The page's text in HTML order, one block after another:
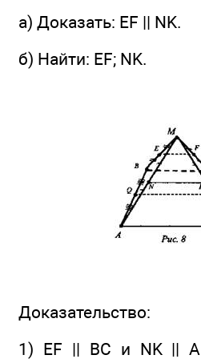
а) Доказать: EF || NK.
б) Найти: EF; NK.
Доказательство:
1) EF || ВС и NK ||